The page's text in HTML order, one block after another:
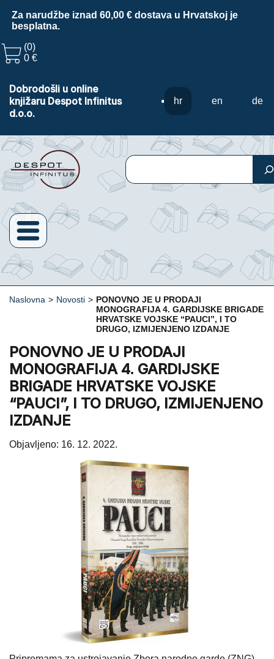
Za narudžbe iznad 60,00 € dostava u Hrvatskoj je
besplatna.
(0)
0 €
Dobrodošli u online
knjižaru Despot Infinitus
d.o.o.
hr en de
Pretraga
Naslovna > Novosti > PONOVNO JE U PRODAJI
MONOGRAFIJA 4. GARDIJSKE BRIGADE
HRVATSKE VOJSKE “PAUCI”, I TO
DRUGO, IZMIJENJENO IZDANJE
PONOVNO JE U PRODAJI
MONOGRAFIJA 4. GARDIJSKE
BRIGADE HRVATSKE VOJSKE
“PAUCI”, I TO DRUGO, IZMIJENJENO
IZDANJE
Objavljeno: 16. 12. 2022.